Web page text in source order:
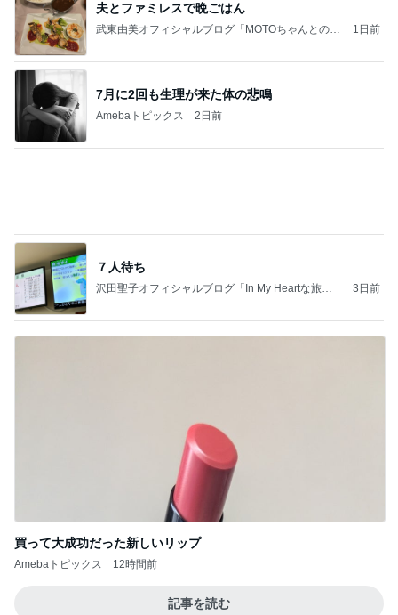
7月に2回も生理が来た体の悲鳴
Amebaトピックス 2日前
７人待ち
沢田聖子オフィシャルブログ「In My Heartな旅日
記事を読む
市川由紀乃 母とクラフトビール
Amebaトピックス 1日前
たかたんのコストコ通への道